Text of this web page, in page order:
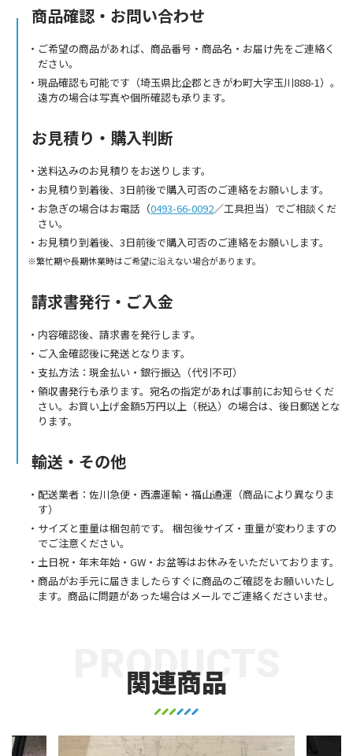
商品確認・お問い合わせ
ご希望の商品があれば、商品番号・商品名・お届け先をご連絡く
ださい。
現品確認も可能です（埼玉県比企郡ときがわ町大字玉川888-1）。
遠方の場合は写真や個所確認も承ります。
お見積り・購入判断
送料込みのお見積りをお送りします。
お見積り到着後、3日前後で購入可否のご連絡をお願いします。
お急ぎの場合はお電話（0493-66-0092／工具担当）でご相談くだ
さい。
お見積り到着後、3日前後で購入可否のご連絡をお願いします。
繁忙期や長期休業時はご希望に沿えない場合があります。
請求書発行・ご入金
内容確認後、請求書を発行します。
ご入金確認後に発送となります。
支払方法：現金払い・銀行振込（代引不可）
領収書発行も承ります。宛名の指定があれば事前にお知らせくだ
さい。お買い上げ金額5万円以上（税込）の場合は、後日郵送とな
ります。
輸送・その他
配送業者：佐川急便・西濃運輸・福山通運（商品により異なりま
す）
サイズと重量は梱包前です。 梱包後サイズ・重量が変わりますの
でご注意ください。
土日祝・年末年始・GW・お盆等はお休みをいただいております。
商品がお手元に届きましたらすぐに商品のご確認をお願いいたし
ます。商品に問題があった場合はメールでご連絡くださいませ。
関連商品
PRODUCTS